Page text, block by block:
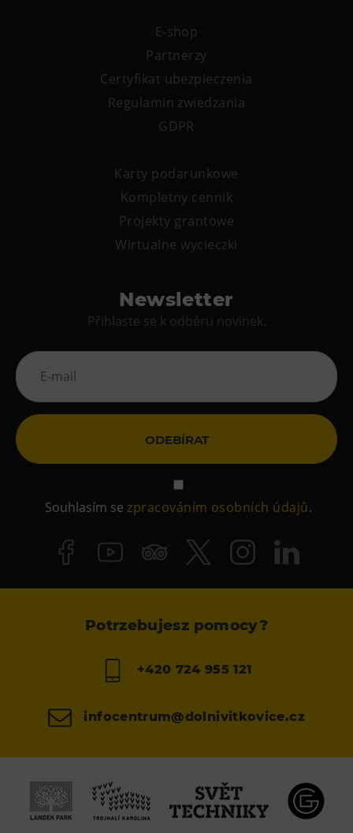
E-shop
Partnerzy
Certyfikat ubezpieczenia
Regulamin zwiedzania
GDPR
Karty podarunkowe
Kompletny cennik
Projekty grantowe
Wirtualne wycieczki
Newsletter
Přihlaste se k odběru novinek.
ODEBÍRAT
Souhlasím sezpracováním osobních údajů.
Potrzebujesz pomocy?
+420 724 955 121
infocentrum@dolnivitkovice.cz